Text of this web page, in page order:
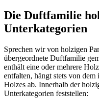
Die Duftfamilie
Unterkategorien
Sprechen wir von holzigen
übergeordnete Duftfamilie
enthält eine oder mehrere
entfalten, hängt stets von
Holzes ab. Innerhalb der
Unterkategorien feststellen: